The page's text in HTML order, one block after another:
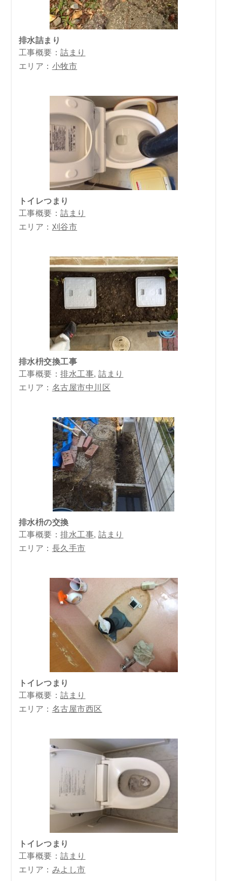
排水詰まり
工事概要：詰まり
エリア： 小牧市
トイレつまり
工事概要：詰まり
エリア： 刈谷市
排水枡交換工事
工事概要：排水工事 ,詰まり
エリア： 名古屋市中川区
排水枡の交換
工事概要：排水工事 ,詰まり
エリア： 長久手市
トイレつまり
工事概要：詰まり
エリア： 名古屋市西区
トイレつまり
工事概要：詰まり
エリア： みよし市